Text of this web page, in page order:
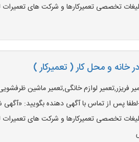
تخصصی تعمیرکارها و شرکت های تعمیرات
خانه و محل کار ( تعمیرکار )
فریزر,تعمیر لوازم خانگی,تعمیر ماشین
پس از تماس با آگهی دهنده بگویید: «آگهی شما را در
تخصصی تعمیرکارها و شرکت های تعمیرات